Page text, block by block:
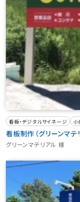
看板・デジタルサイネージ 小
看板制作（グリーンマテ
グリーンマテリアル 様